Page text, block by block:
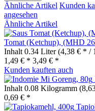
Ähnliche Artikel Kunden
angesehen
Ähnliche Artikel
Tomat (Ketchup), (MHD
Inhalt 0.34 Liter(4,38 € * /
1,49 € * 3,49 € *
Kunden kauften auch
Inhalt 0.08 Kilogramm
0,69 € *